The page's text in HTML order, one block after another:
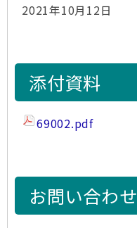
2021年10月12日
添付資料
69002.pdf
お問い合わせ